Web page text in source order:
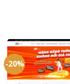
-20%